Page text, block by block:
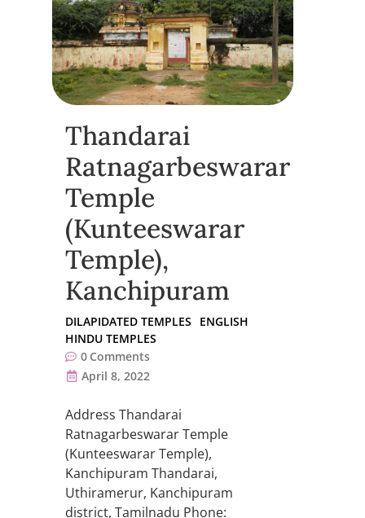
Thandarai
Ratnagarbeswarar
Temple
(Kunteeswarar
Temple),
Kanchipuram
DILAPIDATED TEMPLES
ENGLISH
HINDU TEMPLES
0 Comments
April 8, 2022
Address Thandarai
Ratnagarbeswarar Temple
(Kunteeswarar Temple),
Kanchipuram Thandarai,
Uthiramerur, Kanchipuram
district, Tamilnadu Phone: